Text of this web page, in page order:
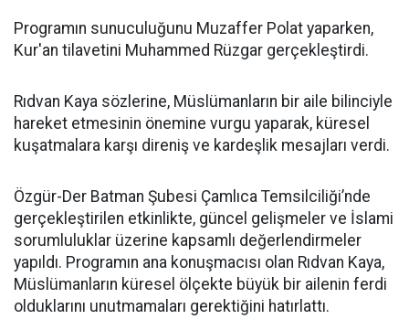
Programın sunuculuğunu Muzaffer Polat yaparken,
Kur'an tilavetini Muhammed Rüzgar gerçekleştirdi.
Rıdvan Kaya sözlerine, Müslümanların bir aile bilinciyle
hareket etmesinin önemine vurgu yaparak, küresel
kuşatmalara karşı direniş ve kardeşlik mesajları verdi.
Özgür-Der Batman Şubesi Çamlıca Temsilciliği’nde
gerçekleştirilen etkinlikte, güncel gelişmeler ve İslami
sorumluluklar üzerine kapsamlı değerlendirmeler
yapıldı. Programın ana konuşmacısı olan Rıdvan Kaya,
Müslümanların küresel ölçekte büyük bir ailenin ferdi
olduklarını unutmamaları gerektiğini hatırlattı.